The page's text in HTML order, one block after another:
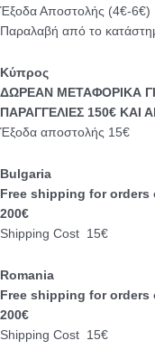
Έξοδα Αποστολής (4€-6€)
Παραλαβή από το
Κύπρος
ΔΩΡΕΑΝ ΜΕΤΑΦΟΡΙΚΑ
ΠΑΡΑΓΓΕΛΙΕΣ 150€ ΚΑΙ
Έξοδα αποστολής 15€
Bulgaria
Free shipping for orders
200€
Shipping Cost 15€
Romania
Free shipping for orders
200€
Shipping Cost 15€